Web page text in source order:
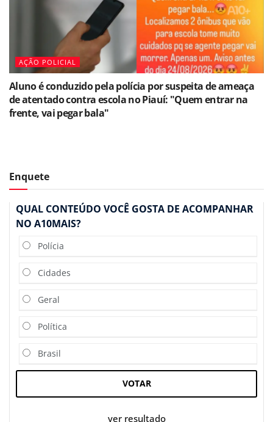
AÇÃO POLICIAL
Aluno é conduzido pela polícia por suspeita de ameaça
de atentado contra escola no Piauí: "Quem entrar na
frente, vai pegar bala"
Enquete
QUAL CONTEÚDO VOCÊ GOSTA DE ACOMPANHAR
NO A10MAIS?
Polícia
Cidades
Geral
Política
Brasil
VOTAR
ver resultado